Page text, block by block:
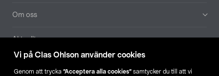
Vi på Clas Ohlson använder cookies
Genom att trycka ”Acceptera alla cookies” samtycker du till att vi
Om oss
Aktuellt